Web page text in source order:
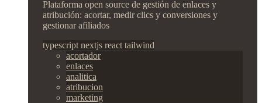
Plataforma open source de gestión de enlaces y
atribución: acortar, medir clics y conversiones y
gestionar afiliados
typescript nextjs react tailwind
acortador
enlaces
analitica
atribucion
marketing